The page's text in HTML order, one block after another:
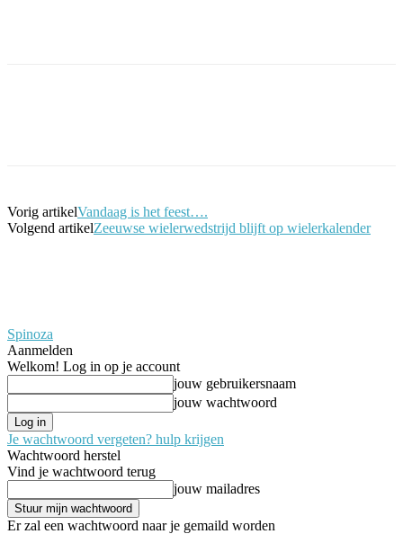
Vorig artikelVandaag is het feest….
Volgend artikelZeeuwse wielerwedstrijd blijft op wielerkalender
Spinoza
Aanmelden
Welkom! Log in op je account
jouw gebruikersnaam
jouw wachtwoord
Je wachtwoord vergeten? hulp krijgen
Wachtwoord herstel
Vind je wachtwoord terug
jouw mailadres
Er zal een wachtwoord naar je gemaild worden